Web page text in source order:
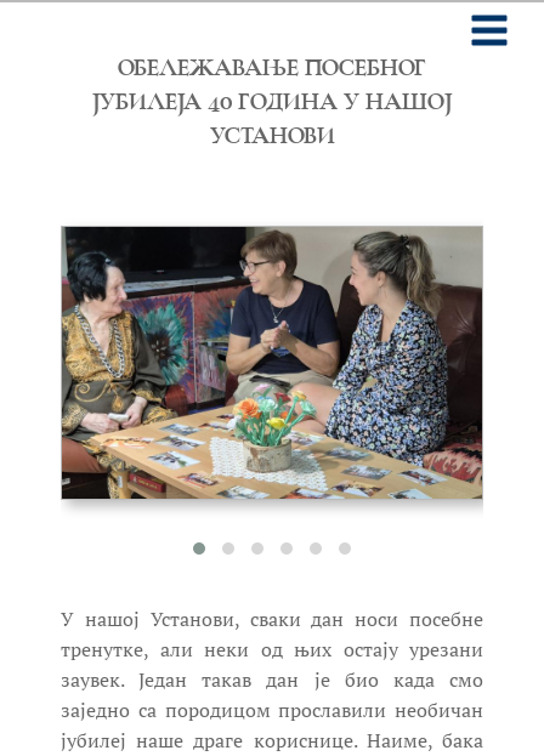
ОБЕЛЕЖАВАЊЕ ПОСЕБНОГ
ЈУБИЛЕЈА 40 ГОДИНА У НАШОЈ
УСТАНОВИ
У нашој Установи, сваки дан носи посебне
тренутке, али неки од њих остају урезани
заувек. Један такав дан је био када смо
заједно са породицом прославили необичан
јубилеј наше драге кориснице. Наиме, бака